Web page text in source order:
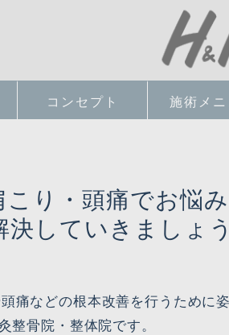
コンセプト 施術メニ
こり・頭痛でお悩
決していきましょ
痛などの根本改善を行うために
整骨院・整体院です。